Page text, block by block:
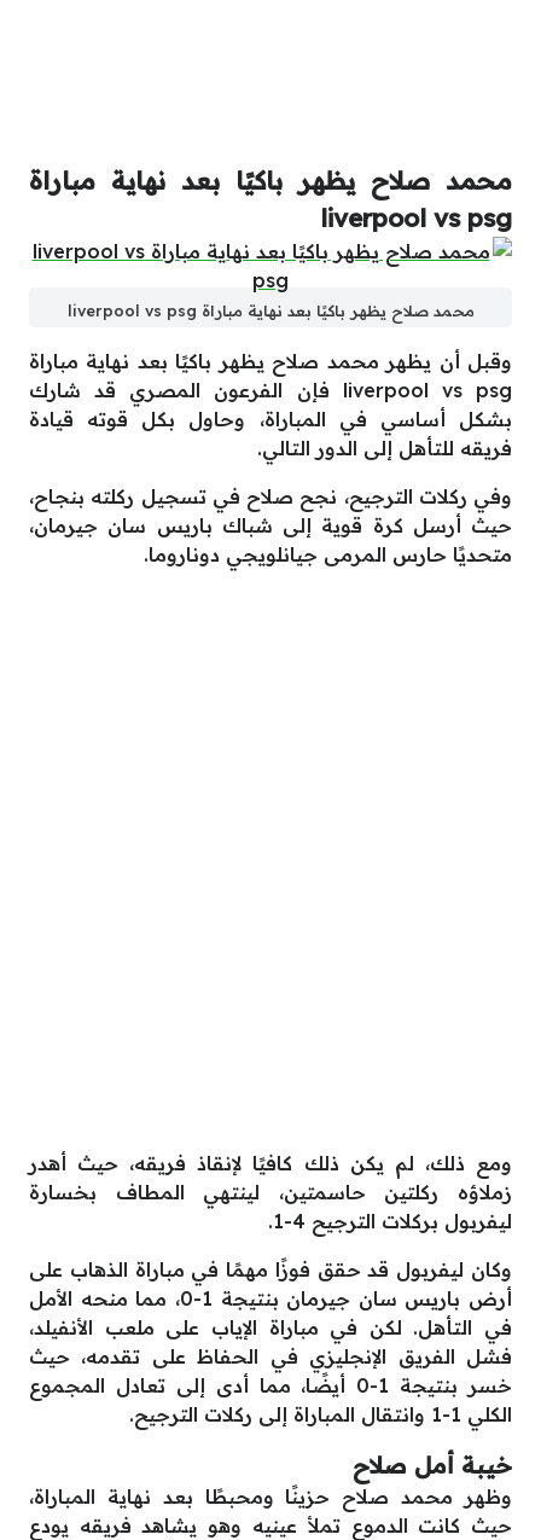
محمد صلاح يظهر باكيًا بعد نهاية مباراة
liverpool vs psg
محمد صلاح يظهر باكيًا بعد نهاية مباراة liverpool vs psg
وقبل أن يظهر محمد صلاح يظهر باكيًا بعد نهاية مباراة
liverpool vs psg فإن الفرعون المصري قد شارك
بشكل أساسي في المباراة، وحاول بكل قوته قيادة
فريقه للتأهل إلى الدور التالي.
وفي ركلات الترجيح، نجح صلاح في تسجيل ركلته بنجاح،
حيث أرسل كرة قوية إلى شباك باريس سان جيرمان،
متحديًا حارس المرمى جيانلويجي دوناروما.
ومع ذلك، لم يكن ذلك كافيًا لإنقاذ فريقه، حيث أهدر
زملاؤه ركلتين حاسمتين، لينتهي المطاف بخسارة
ليفربول بركلات الترجيح 4-1.
وكان ليفربول قد حقق فوزًا مهمًا في مباراة الذهاب على
أرض باريس سان جيرمان بنتيجة 1-0، مما منحه الأمل
في التأهل. لكن في مباراة الإياب على ملعب الأنفيلد،
فشل الفريق الإنجليزي في الحفاظ على تقدمه، حيث
خسر بنتيجة 1-0 أيضًا، مما أدى إلى تعادل المجموع
الكلي 1-1 وانتقال المباراة إلى ركلات الترجيح.
خيبة أمل صلاح
وظهر محمد صلاح حزينًا ومحبطًا بعد نهاية المباراة،
حيث كانت الدموع تملأ عينيه وهو يشاهد فريقه يودع